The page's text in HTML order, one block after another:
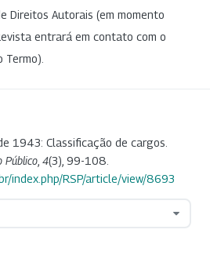
Direitos Autorais (em momento
entrará em contato com o
1943: Classificação de cargos.
Público 4(3), 99-108.
index.php/RSP/article/view/8693